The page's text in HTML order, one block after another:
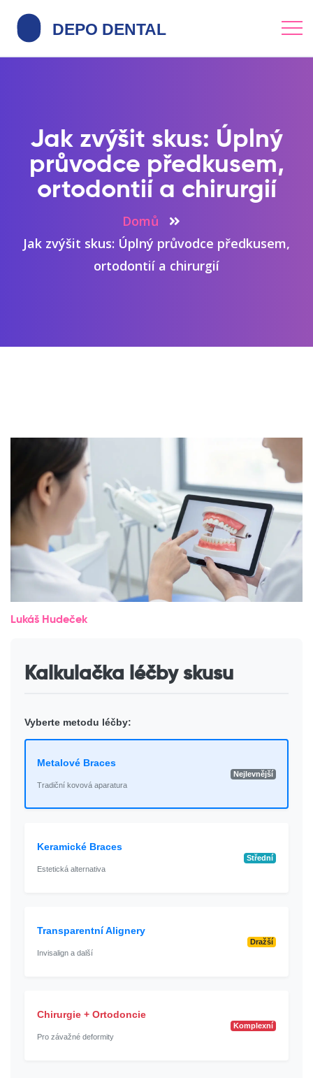
Jak zvýšit skus: Úplný
průvodce předkusem,
ortodontií a chirurgií
Domů
Jak zvýšit skus: Úplný průvodce předkusem,
ortodontií a chirurgií
Lukáš Hudeček
Kalkulačka léčby skusu
Vyberte metodu léčby:
Metalové Braces
Tradiční kovová aparatura
Nejlevnější
Keramické Braces
Estetická alternativa
Střední
Transparentní Alignery
Invisalign a další
Dražší
Chirurgie + Ortodoncie
Pro závažné deformity
Komplexní